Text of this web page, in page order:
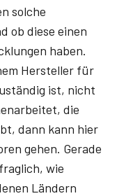
solche
ob diese einen
haben.
Hersteller für
ist, nicht
die
dann kann hier
gehen. Gerade
wie
Ländern